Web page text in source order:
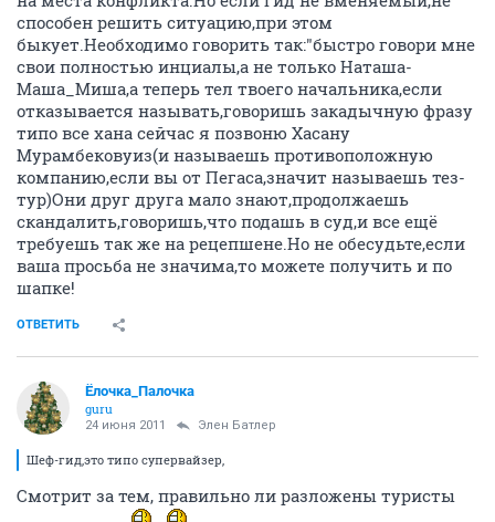
способен решить ситуацию,при этом
быкует.Необходимо говорить так:"быстро говори мне
свои полностью инциалы,а не только Наташа-
Маша_Миша,а теперь тел твоего начальника,если
отказывается называть,говоришь закадычную фразу
типо все хана сейчас я позвоню Хасану
Мурамбековуиз(и называешь противоположную
компанию,если вы от Пегаса,значит называешь тез-
тур)Они друг друга мало знают,продолжаешь
скандалить,говоришь,что подашь в суд,и все ещё
требуешь так же на рецепшене.Но не обесудьте,если
ваша просьба не значима,то можете получить и по
шапке!
ОТВЕТИТЬ
Ёлочка_Палочка
guru
24 июня 2011 Элен Батлер
Шеф-гид,это типо супервайзер,
Смотрит за тем, правильно ли разложены туристы